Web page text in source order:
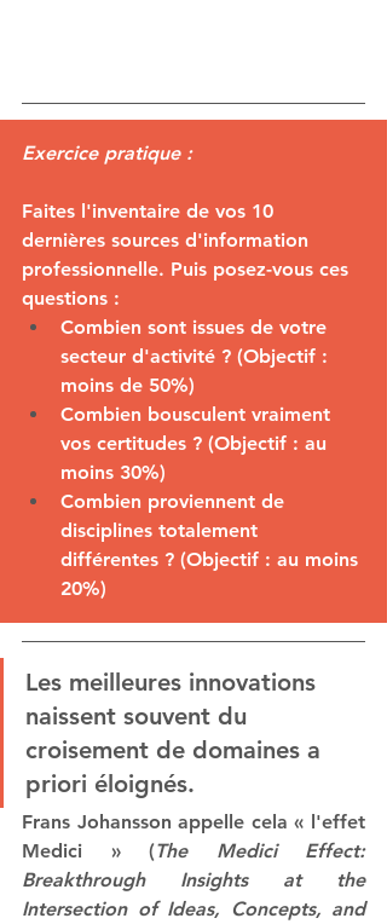
Exercice pratique :
Faites l'inventaire de vos 10
dernières sources d'information
professionnelle. Puis posez-vous ces
questions :
Combien sont issues de votre
secteur d'activité ? (Objectif :
moins de 50%)
Combien bousculent vraiment
vos certitudes ? (Objectif : au
moins 30%)
Combien proviennent de
disciplines totalement
différentes ? (Objectif : au moins
20%)
Les meilleures innovations
naissent souvent du
croisement de domaines a
priori éloignés.
Frans Johansson appelle cela « l'effet
Medici » (The Medici Effect:
Breakthrough Insights at the
Intersection of Ideas, Concepts, and